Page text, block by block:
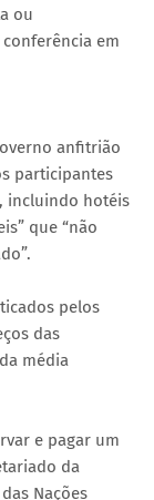
ou
em
anfitrião
participantes
incluindo hotéis
que “não
pelos
das
média
e pagar um
da
Nações